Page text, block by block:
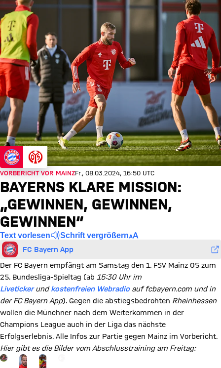
VORBERICHT VOR MAINZFr., 08.03.2024, 16:50 UTC
BAYERNS KLARE MISSION:
„GEWINNEN, GEWINNEN,
GEWINNEN“
Text vorlesen Schrift vergrößern
FC Bayern App
Der FC Bayern empfängt am Samstag den 1. FSV Mainz 05 zum
25. Bundesliga-Spieltag (ab 15:30 Uhr im
Livetickerundkostenfreien Webradioauf fcbayern.com und in
der FC Bayern App). Gegen die abstiegsbedrohten Rheinhessen
wollen die Münchner nach dem Weiterkommen in der
Champions League auch in der Liga das nächste
Erfolgserlebnis. Alle Infos zur Partie gegen Mainz im Vorbericht.
Hier gibt es die Bilder vom Abschlusstraining am Freitag:
Gehe zu Gallerie Seite: zur Galerie